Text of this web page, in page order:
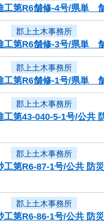
工第R6舗修-4号/県単
郡上土木事務所
工第R6舗修-3号/県単
郡上土木事務所
工第R6舗修-1号/県単
郡上土木事務所
工第43-040-5-1号/公
郡上土木事務所
工第R6-87-1号/公共
郡上土木事務所
工第R6-86-1号/公共